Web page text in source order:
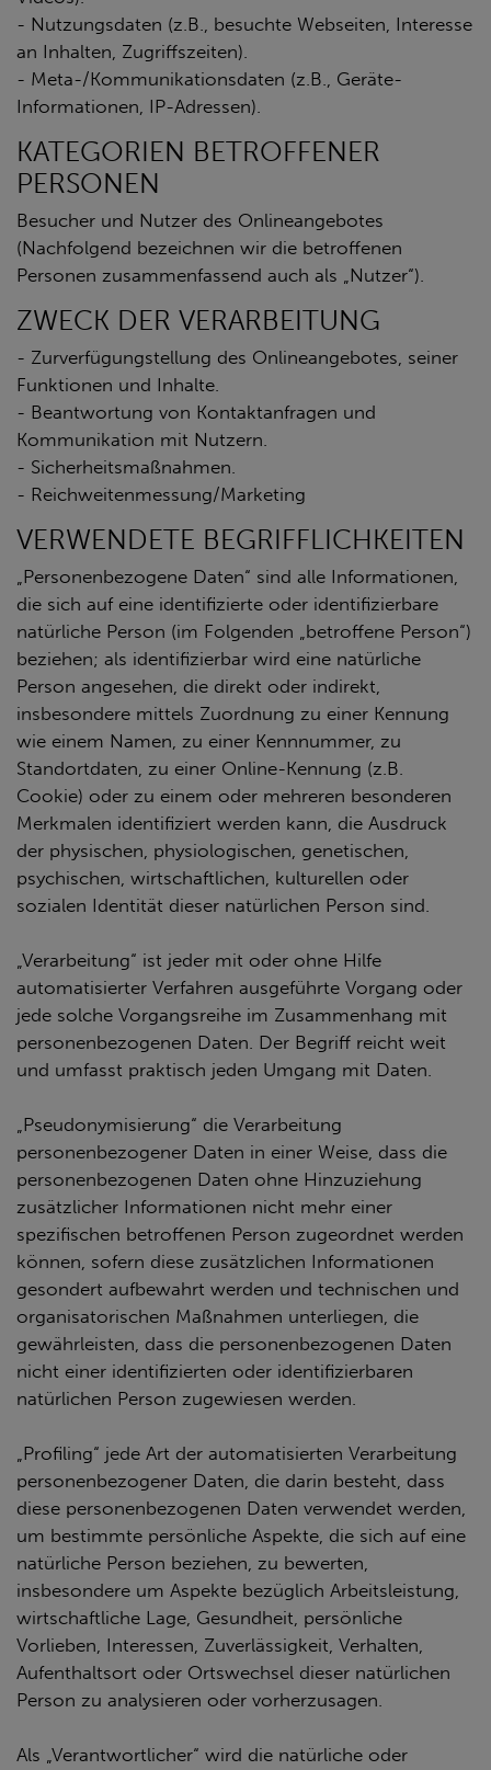
- Nutzungsdaten (z.B., besuchte Webseiten, Interesse
an Inhalten, Zugriffszeiten).
- Meta-/Kommunikationsdaten (z.B., Geräte-
Informationen, IP-Adressen).
KATEGORIEN BETROFFENER
PERSONEN
Besucher und Nutzer des Onlineangebotes
(Nachfolgend bezeichnen wir die betroffenen
Personen zusammenfassend auch als „Nutzer“).
ZWECK DER VERARBEITUNG
- Zurverfügungstellung des Onlineangebotes, seiner
Funktionen und Inhalte.
- Beantwortung von Kontaktanfragen und
Kommunikation mit Nutzern.
- Sicherheitsmaßnahmen.
- Reichweitenmessung/Marketing
VERWENDETE BEGRIFFLICHKEITEN
„Personenbezogene Daten“ sind alle Informationen,
die sich auf eine identifizierte oder identifizierbare
natürliche Person (im Folgenden „betroffene Person“)
beziehen; als identifizierbar wird eine natürliche
Person angesehen, die direkt oder indirekt,
insbesondere mittels Zuordnung zu einer Kennung
wie einem Namen, zu einer Kennnummer, zu
Standortdaten, zu einer Online-Kennung (z.B.
Cookie) oder zu einem oder mehreren besonderen
Merkmalen identifiziert werden kann, die Ausdruck
der physischen, physiologischen, genetischen,
psychischen, wirtschaftlichen, kulturellen oder
sozialen Identität dieser natürlichen Person sind.
„Verarbeitung“ ist jeder mit oder ohne Hilfe
automatisierter Verfahren ausgeführte Vorgang oder
jede solche Vorgangsreihe im Zusammenhang mit
personenbezogenen Daten. Der Begriff reicht weit
und umfasst praktisch jeden Umgang mit Daten.
„Pseudonymisierung“ die Verarbeitung
personenbezogener Daten in einer Weise, dass die
personenbezogenen Daten ohne Hinzuziehung
zusätzlicher Informationen nicht mehr einer
spezifischen betroffenen Person zugeordnet werden
können, sofern diese zusätzlichen Informationen
gesondert aufbewahrt werden und technischen und
organisatorischen Maßnahmen unterliegen, die
gewährleisten, dass die personenbezogenen Daten
nicht einer identifizierten oder identifizierbaren
natürlichen Person zugewiesen werden.
„Profiling“ jede Art der automatisierten Verarbeitung
personenbezogener Daten, die darin besteht, dass
diese personenbezogenen Daten verwendet werden,
um bestimmte persönliche Aspekte, die sich auf eine
natürliche Person beziehen, zu bewerten,
insbesondere um Aspekte bezüglich Arbeitsleistung,
wirtschaftliche Lage, Gesundheit, persönliche
Vorlieben, Interessen, Zuverlässigkeit, Verhalten,
Aufenthaltsort oder Ortswechsel dieser natürlichen
Person zu analysieren oder vorherzusagen.
Als „Verantwortlicher“ wird die natürliche oder